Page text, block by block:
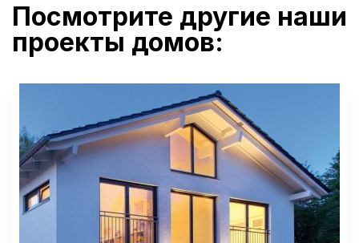
Посмотрите другие наши
проекты домов: